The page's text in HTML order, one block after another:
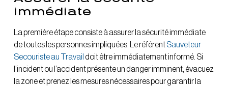
immédiate
La première étape consiste à assurer la sécurité immédiate
de toutes les personnes impliquées. Le référentSauveteur
Secouriste au Travail doit être immédiatement informé. Si
l’incident ou l’accident présente un danger imminent, évacuez
la zone et prenez les mesures nécessaires pour garantir la